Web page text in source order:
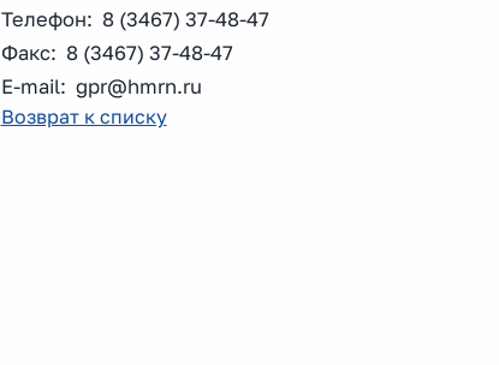
Телефон: 8 (3467) 37-48-47
Факс: 8 (3467) 37-48-47
E-mail: gpr@hmrn.ru
Возврат к списку